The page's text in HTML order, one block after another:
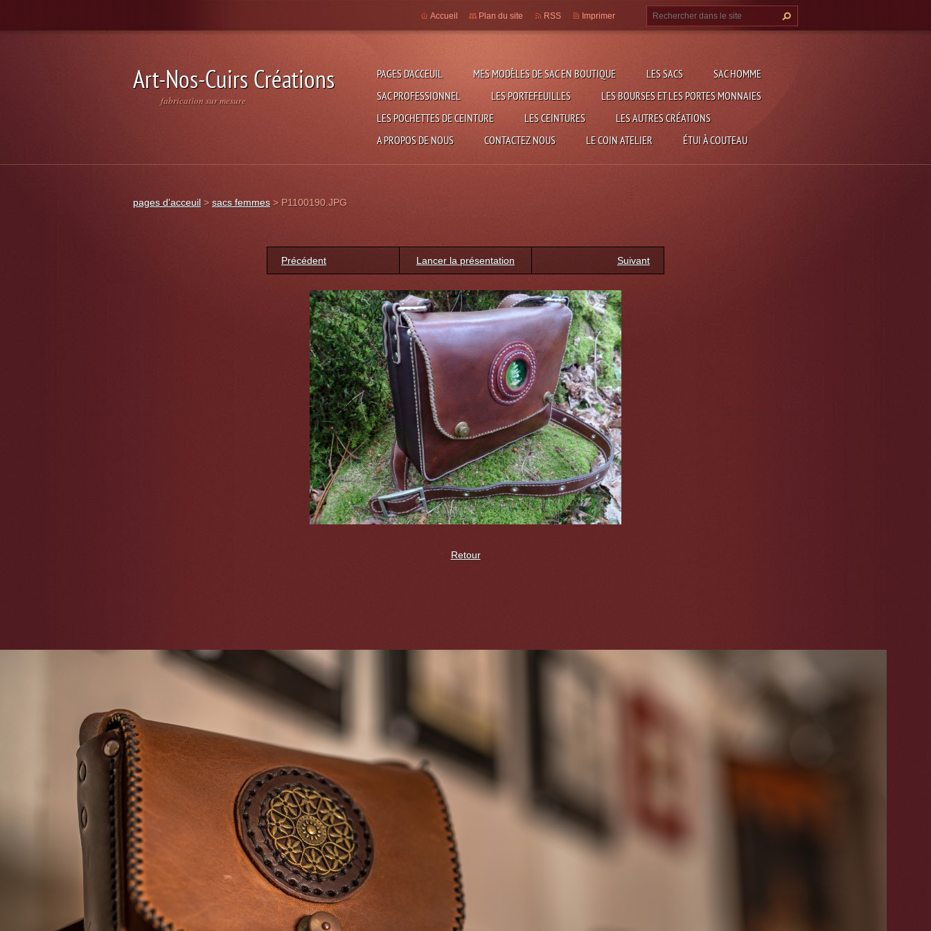
Art-Nos-Cuirs Créations
fabrication sur mesure
PAGES D'ACCEUIL MES MODÈLES DE SAC EN BOUTIQUE LES SACS
SAC HOMME
SAC PROFESSIONNEL
LES PORTEFEUILLES
LES BOURSES ET LES PORTES MONNAIES
LES POCHETTES DE CEINTURE
LES CEINTURES
LES AUTRES CRÉATIONS
A PROPOS DE NOUS
CONTACTEZ NOUS LE COIN ATELIER ÉTUI À COUTEAU
Accueil Plan du site RSS Imprimer
pages d'acceuil >sacs femmes > P1100190.JPG
Précédent Lancer la présentation Suivant
Retour